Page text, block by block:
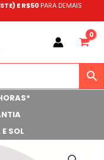
E R$50 PARA DEMAIS
SOL